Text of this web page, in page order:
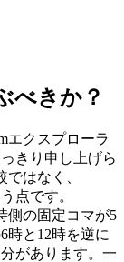
べきか？
エクスプローラ
きり申し上げら
はなく、
点です。
側の固定コマが5
時と12時を逆に
があります。一